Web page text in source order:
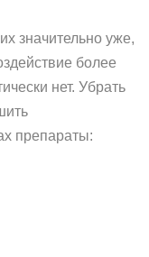
значительно уже,
более
нет. Убрать
препараты: